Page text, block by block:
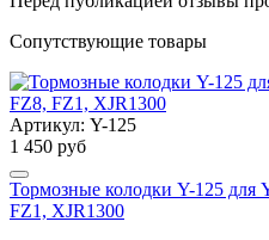
Сопутствующие товары
Артикул: Y-125
1 450 руб
Тормозные колодки Y-125 для
FZ1, XJR1300